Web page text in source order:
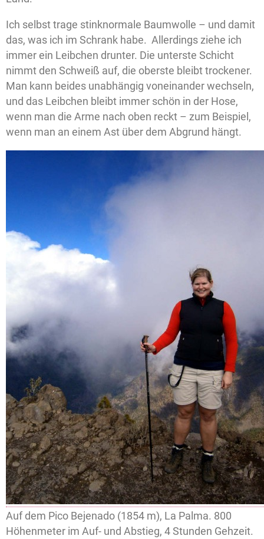
Ich selbst trage stinknormale Baumwolle – und damit
das, was ich im Schrank habe. Allerdings ziehe ich
immer ein Leibchen drunter. Die unterste Schicht
nimmt den Schweiß auf, die oberste bleibt trockener.
Man kann beides unabhängig voneinander wechseln,
und das Leibchen bleibt immer schön in der Hose,
wenn man die Arme nach oben reckt – zum Beispiel,
wenn man an einem Ast über dem Abgrund hängt.
Auf dem Pico Bejenado (1854 m), La Palma. 800
Höhenmeter im Auf- und Abstieg, 4 Stunden Gehzeit.